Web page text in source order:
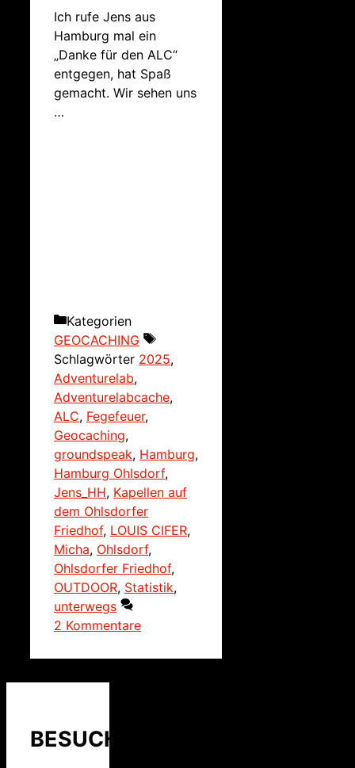
Ich rufe Jens aus
Hamburg mal ein
„Danke für den ALC“
entgegen, hat Spaß
gemacht. Wir sehen uns
…
Kategorien
GEOCACHING
Schlagwörter 2025,
Adventurelab,
Adventurelabcache,
ALC, Fegefeuer,
Geocaching,
groundspeak, Hamburg,
Hamburg Ohlsdorf,
Jens_HH, Kapellen auf
dem Ohlsdorfer
Friedhof, LOUIS CIFER,
Micha, Ohlsdorf,
Ohlsdorfer Friedhof,
OUTDOOR, Statistik,
unterwegs
2 Kommentare
BESUCHER